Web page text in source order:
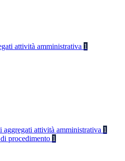
attività amministrativa 1
aggregati attività amministrativa 1
procedimento 1